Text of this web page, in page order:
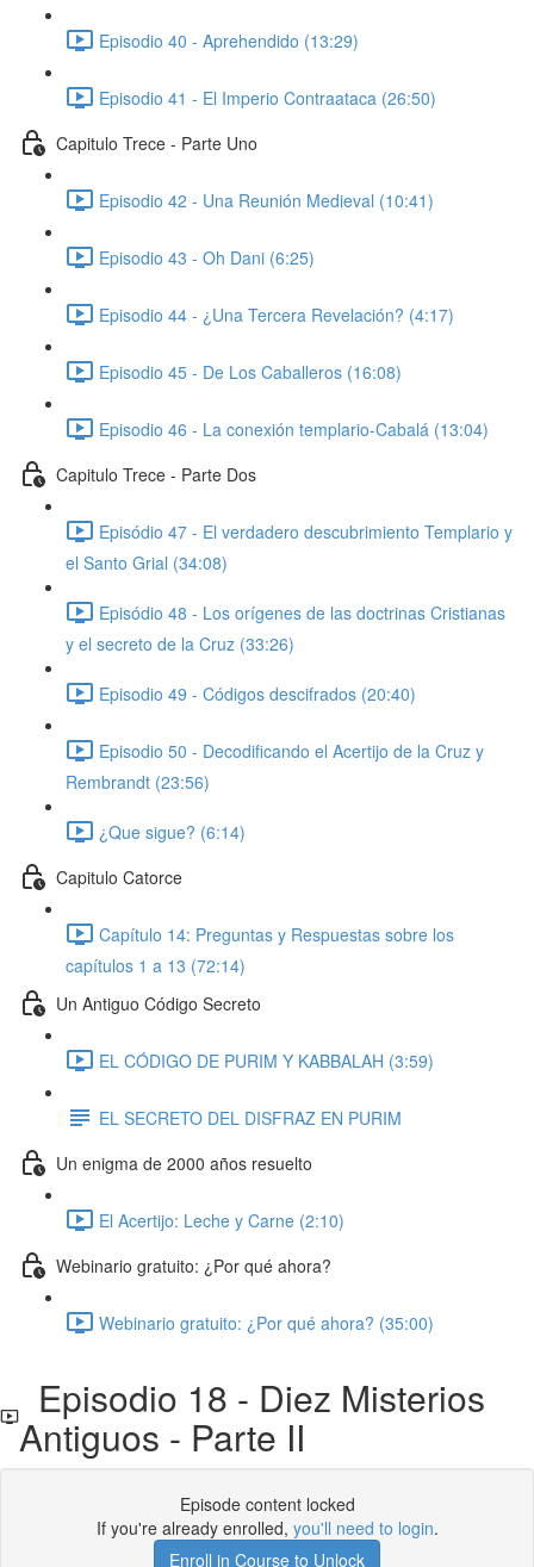
Episodio 40 - Aprehendido (13:29)
Episodio 41 - El Imperio Contraataca (26:50)
Capitulo Trece - Parte Uno
Episodio 42 - Una Reunión Medieval (10:41)
Episodio 43 - Oh Dani (6:25)
Episodio 44 - ¿Una Tercera Revelación? (4:17)
Episodio 45 - De Los Caballeros (16:08)
Episodio 46 - La conexión templario-Cabalá (13:04)
Capitulo Trece - Parte Dos
Episódio 47 - El verdadero descubrimiento Templario y
el Santo Grial (34:08)
Episódio 48 - Los orígenes de las doctrinas Cristianas
y el secreto de la Cruz (33:26)
Episodio 49 - Códigos descifrados (20:40)
Episodio 50 - Decodificando el Acertijo de la Cruz y
Rembrandt (23:56)
¿Que sigue? (6:14)
Capitulo Catorce
Capítulo 14: Preguntas y Respuestas sobre los
capítulos 1 a 13 (72:14)
Un Antiguo Código Secreto
EL CÓDIGO DE PURIM Y KABBALAH (3:59)
EL SECRETO DEL DISFRAZ EN PURIM
Un enigma de 2000 años resuelto
El Acertijo: Leche y Carne (2:10)
Webinario gratuito: ¿Por qué ahora?
Webinario gratuito: ¿Por qué ahora? (35:00)
Episodio 18 - Diez Misterios
Antiguos - Parte II
Episode content locked
If you're already enrolled, you'll need to login.
Enroll in Course to Unlock